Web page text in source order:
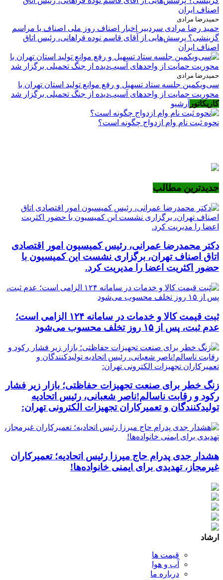
حمیدرضا مرادی
حمید رضا مرادی سردبیر اخبار اصناف روز ملی اصناف یا مراسم
گزینشی؟ پرسش‌هایی از آقای قاسم نوده فراهانی، رئیس اتاق
اصناف ایران
حمیدرضا مرادی
سی‌ویکمین جلسه ستاد تسهیل و رفع موانع تولید استان تهران با
محوریت حمایت از واحدهای آسیب‌دیده از جنگ تحمیلی برگزار شد
کاریکاتور آرشیو
نحوه ثبت نام وام ازدواج چگونه است؟
جدیدترین مطالب
دکتر محمدرضا عمرانی، رئیس کمیسیون امور اقتصادی
اتاق اصناف تهران، برگزاری نشست این کمیسیون با
حضور اکثریت اعضا را مدیریت کرد.
ثبت قیمت کالا و خدمات در سامانه ۱۲۴ الزامی است؛
عدم ثبت، پس از ۱۵ روز تخلف محسوب می‌شود
زنگ خطر برای صنعت تجهیزات حفاظتی؛ بازار زیر فشار
رکود و رقابت ناسالم!ناصر شعبانی، رئیس اتحادیه
تولیدکنندگان و تعمیرکاران تجهیزات الکترونی تهران:
هشدار جدی پدرام حاج میرزا رئیس اتحادیه؛ تعمیرکاران
غیرمجاز، تهدیدی برای ایمنی خانواده‌ها!
ارشاد
قیمت ها
آب و هوا
درباره ما